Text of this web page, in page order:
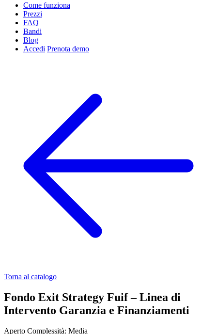
Come funziona
Prezzi
FAQ
Bandi
Blog
Accedi Prenota demo
Torna al catalogo
Fondo Exit Strategy Fuif – Linea di
Intervento Garanzia e Finanziamenti
Aperto Complessità: Media